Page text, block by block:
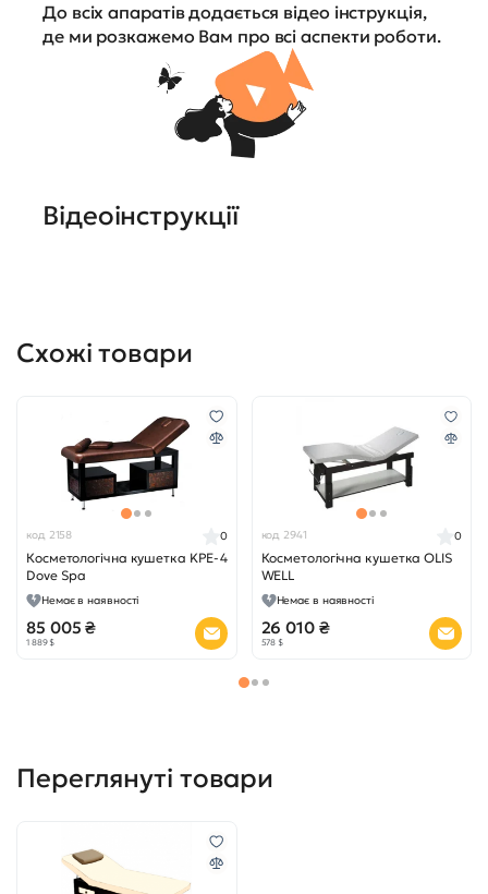
До всіх апаратів додається відео інструкція,
де ми розкажемо Вам про всі аспекти роботи.
Відеоінструкції
Схожі товари
код 2158
Косметологічна кушетка KPE-4
Dove Spa
0
Немає в наявності
85 005 ₴
1 889 $
код 2941
Косметологічна кушетка OLIS
WELL
0
Немає в наявності
26 010 ₴
578 $
Переглянуті товари